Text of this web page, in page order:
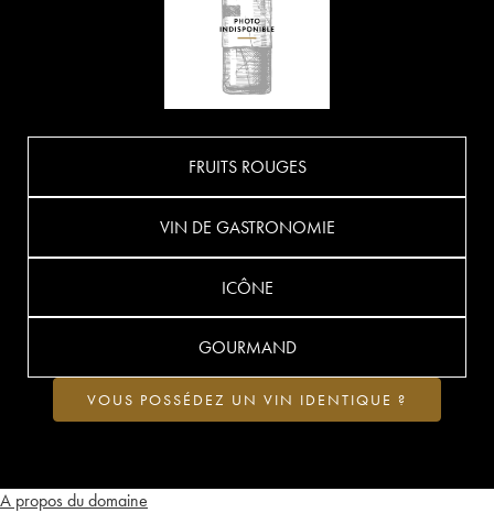
A propos du domaine
FRUITS ROUGES
VIN DE GASTRONOMIE
ICÔNE
GOURMAND
VOUS POSSÉDEZ UN VIN IDENTIQUE ?